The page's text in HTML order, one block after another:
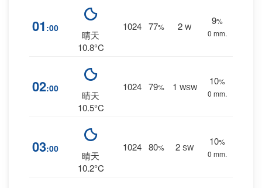
01 :00
晴天
10.8°C
1024 77% 2 W
9%
0 mm.
02:00
晴天
10.5°C
1024 79% 1 WSW
10%
0 mm.
03:00
晴天
10.2°C
1024 80% 2 SW
10%
0 mm.